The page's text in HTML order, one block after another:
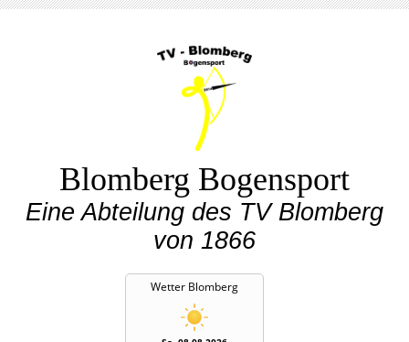
Blomberg Bogensport
Eine Abteilung des TV Blomberg
von 1866